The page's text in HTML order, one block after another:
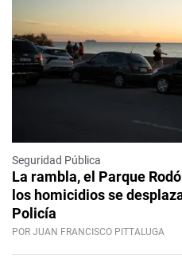
Seguridad Pública
La rambla, el Parque
los homicidios se
Policía
POR JUAN FRANCISCO PITTALUGA